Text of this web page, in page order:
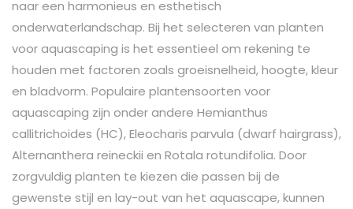
naar een harmonieus en esthetisch
onderwaterlandschap. Bij het selecteren van planten
voor aquascaping is het essentieel om rekening te
houden met factoren zoals groeisnelheid, hoogte, kleur
en bladvorm. Populaire plantensoorten voor
aquascaping zijn onder andere Hemianthus
callitrichoides (HC), Eleocharis parvula (dwarf hairgrass),
Alternanthera reineckii en Rotala rotundifolia. Door
zorgvuldig planten te kiezen die passen bij de
gewenste stijl en lay-out van het aquascape, kunnen